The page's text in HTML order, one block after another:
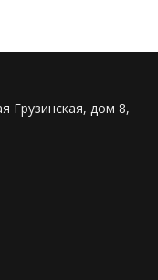
Грузинская, дом 8,